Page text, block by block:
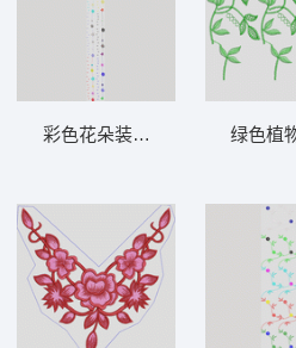
亮片 珠片花朵
彩色花朵装饰垂挂图案 窗帘
绿色植